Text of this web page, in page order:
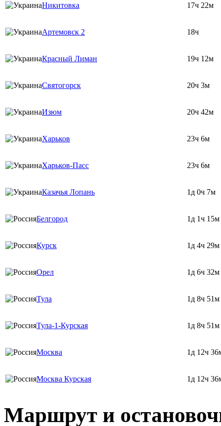
Никитовка 17ч 22м
Артемовск 2 18ч
Красный Лиман 19ч 12м
Святогорск 20ч 3м
Изюм 20ч 42м
Харьков 23ч 6м
Харьков-Пасс 23ч 6м
Казачья Лопань 1д 0ч 7м
Белгород 1д 1ч 15м
Курск 1д 4ч 29м
Орел 1д 6ч 32м
Тула 1д 8ч 51м
Тула-1-Курская 1д 8ч 51м
Москва 1д 12ч
Москва Курская 1д 12ч
Маршрут и